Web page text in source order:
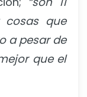
cosas que
a pesar de
que el